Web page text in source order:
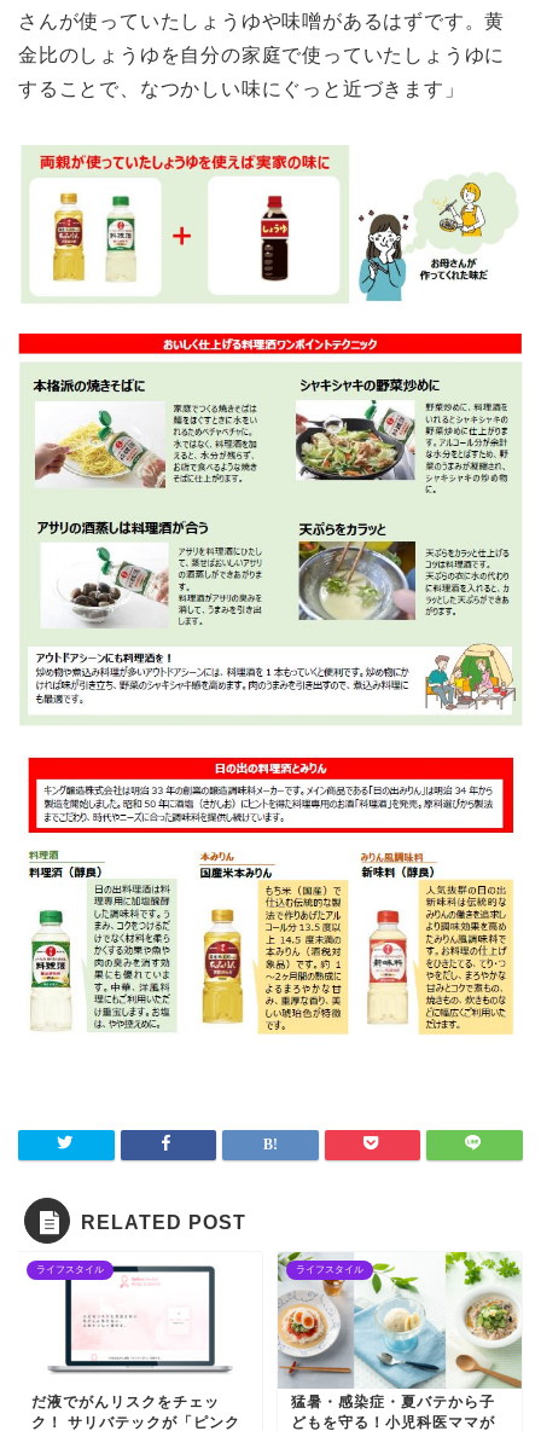
さんが使っていたしょうゆや味噌があるはずです。黄
金比のしょうゆを自分の家庭で使っていたしょうゆに
することで、なつかしい味にぐっと近づきます」
RELATED POST
ライフスタイル
だ液でがんリスクをチェッ
ク！ サリバテックが「ピンク
ライフスタイル
猛暑・感染症・夏バテから子
どもを守る！小児科医ママが